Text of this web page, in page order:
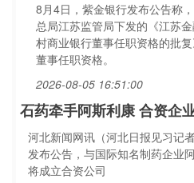
8月4日，紫金银行发布公告称
总局江苏监管局下发的《江苏
村商业银行董事任职资格的批
董事任职资格。
2026-08-05 16:51:00
石药牵手阿斯利康 合资企
河北新闻网讯（河北日报见习记
发布公告，与国际知名制药企业
将成立合资公司